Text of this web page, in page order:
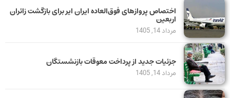
اختصاص پروازهای فوق‌العاده ایران ایر برای بازگشت زائران
اربعین
مرداد 14, 1405
جزئیات جدید از پرداخت معوقات بازنشستگان
مرداد 14, 1405